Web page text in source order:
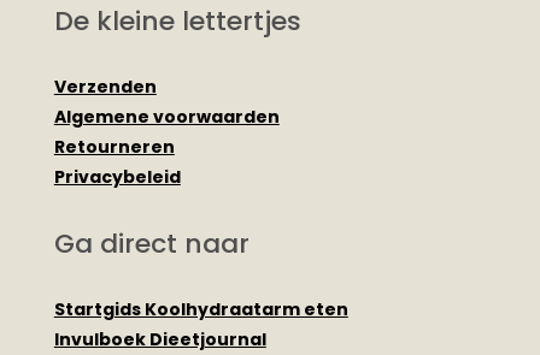
De kleine lettertjes
Verzenden
Algemene voorwaarden
Retourneren
Privacybeleid
Ga direct naar
Startgids Koolhydraatarm eten
Invulboek Dieetjournal